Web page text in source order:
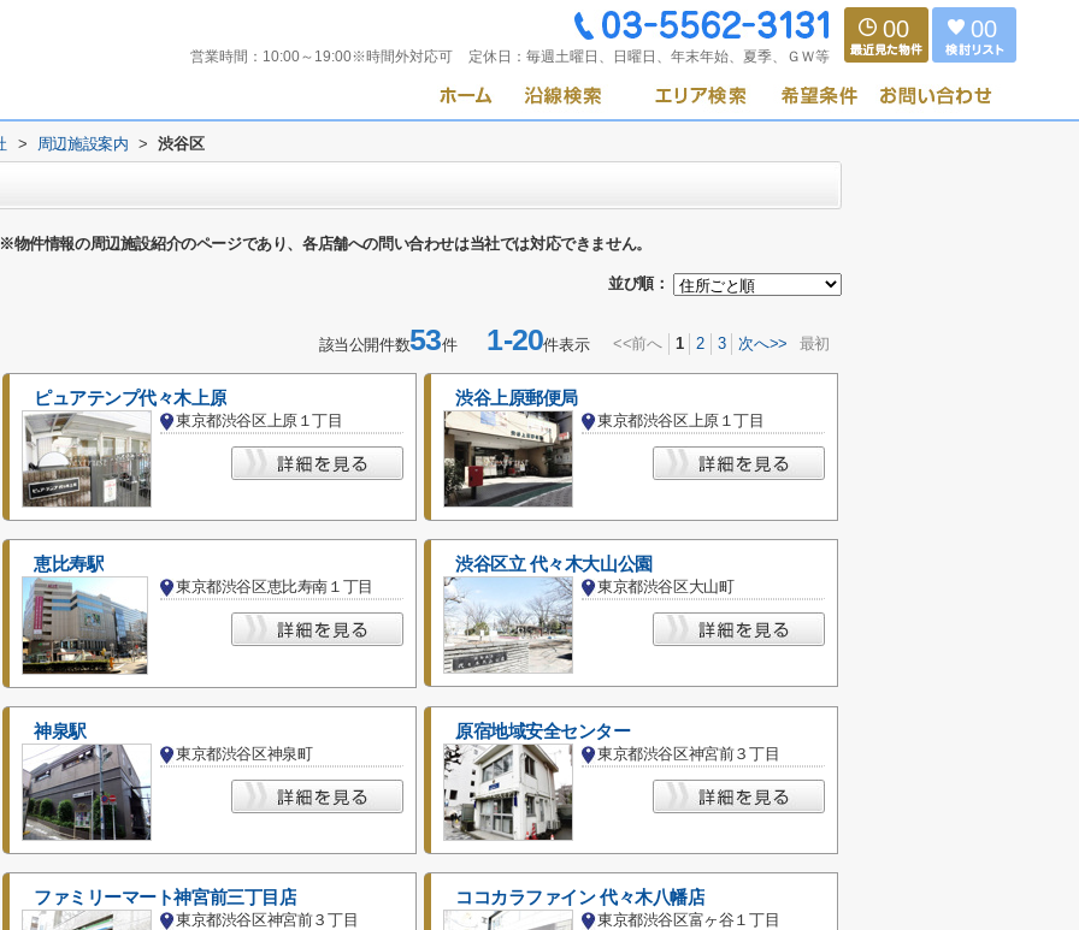
営業時間： 10:00～19:00※時間外対応可 定休日： 毎週土曜日、日曜日、年末年始、夏季、ＧＷ等
00 00
> 周辺施設案内 > 渋谷区
※物件情報の周辺施設紹介のページであり、各店舗への問い合わせは当社では対応できません。
並び順：
該当公開件数53件1-20件表示 <<前へ 1 2 3 次へ>> 最初
ピュアテンプ代々木上原
東京都渋谷区上原１丁目
渋谷上原郵便局
東京都渋谷区上原１丁目
恵比寿駅
東京都渋谷区恵比寿南１丁目
渋谷区立 代々木大山公園
東京都渋谷区大山町
神泉駅
東京都渋谷区神泉町
原宿地域安全センター
東京都渋谷区神宮前３丁目
ファミリーマート神宮前三丁目店
東京都渋谷区神宮前３丁目
ココカラファイン 代々木八幡店
東京都渋谷区富ヶ谷１丁目